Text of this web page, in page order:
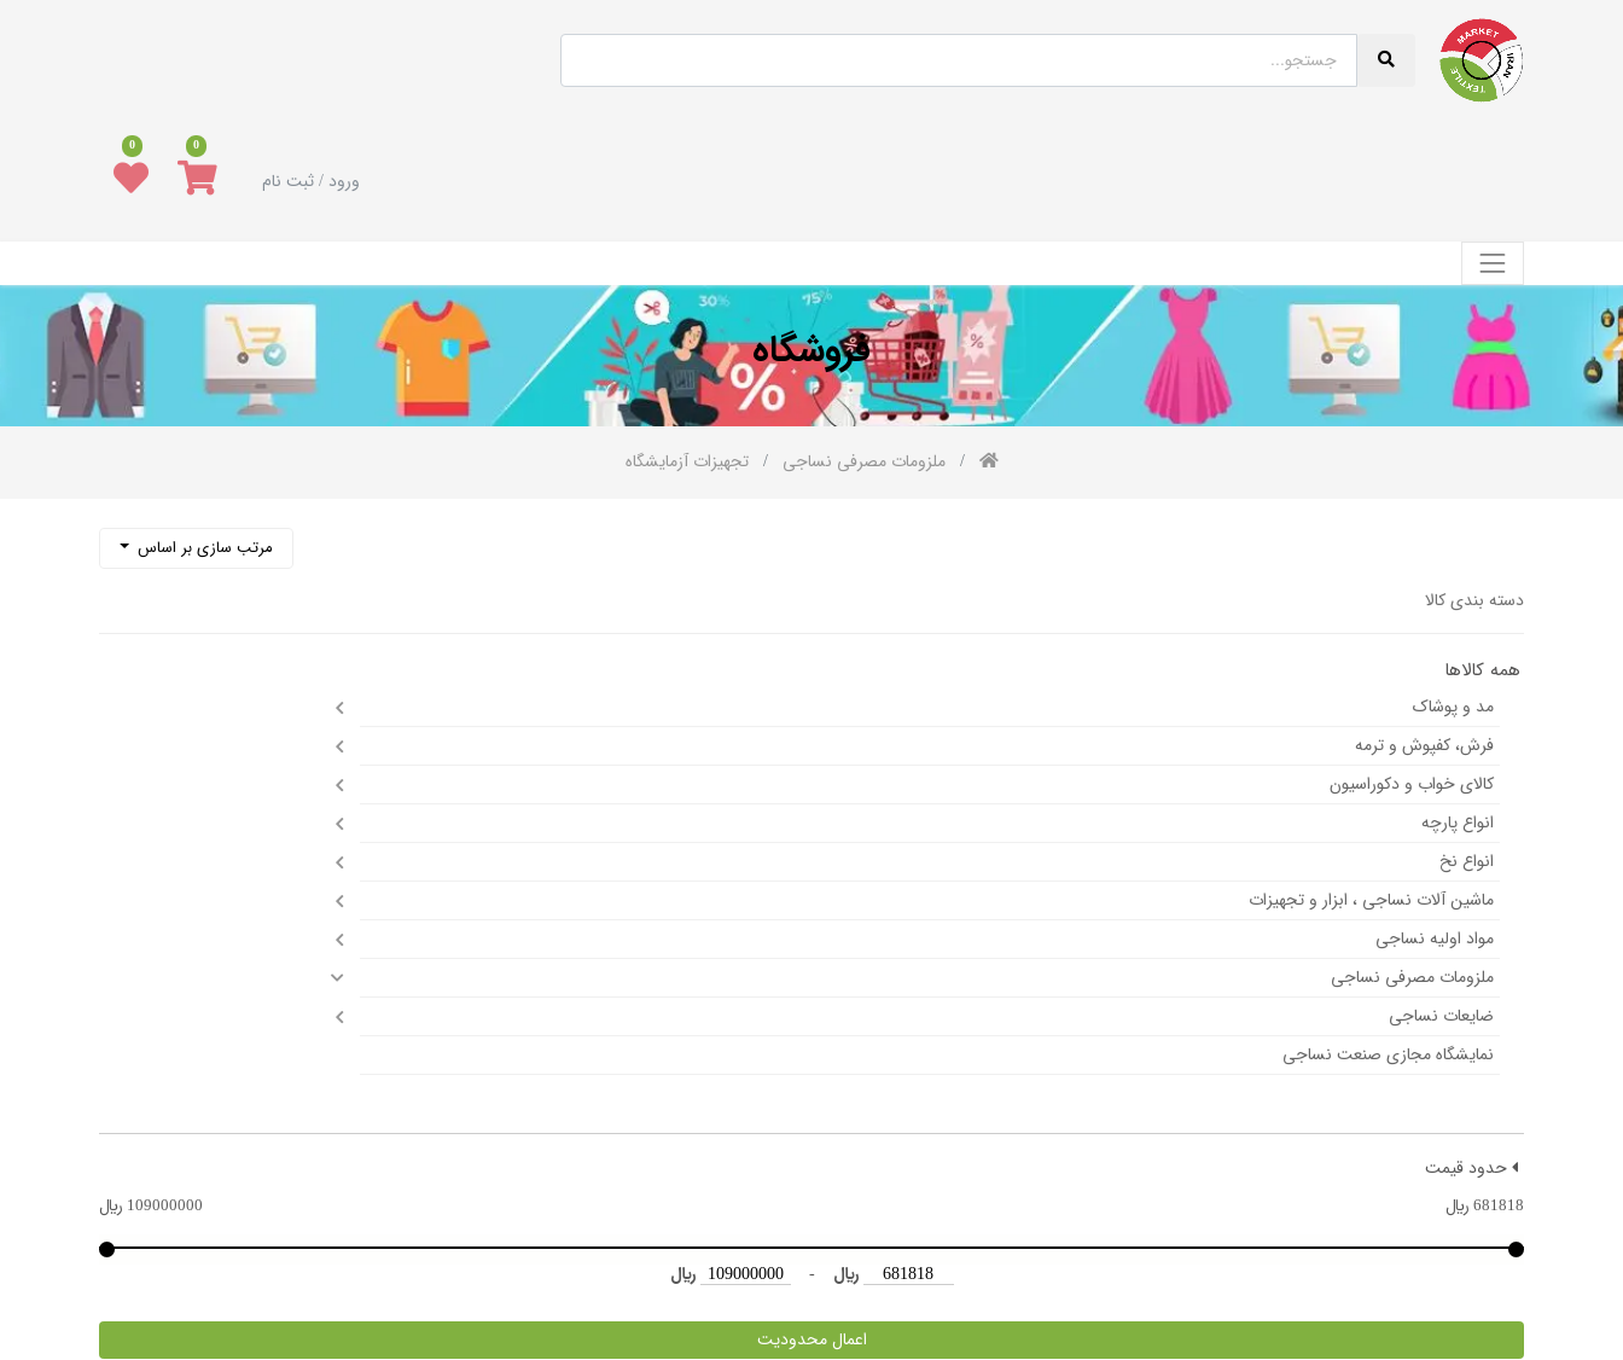
ورود / ثبت نام
0
0
فروشگاه
ملزومات مصرفی نساجی تجهیزات آزمایشگاه
مرتب سازی بر اساس
دسته بندی کالا
همه کالاها
مد و پوشاک
فرش، کفپوش و ترمه
کالای خواب و دکوراسیون
انواع پارچه
انواع نخ
ماشین آلات نساجی ، ابزار و تجهیزات
مواد اولیه نساجی
ملزومات مصرفی نساجی
ضایعات نساجی
نمایشگاه مجازی صنعت نساجی
حدود قیمت
681818 ﷼ 109000000 ﷼
﷼ - ﷼
اعمال محدودیت